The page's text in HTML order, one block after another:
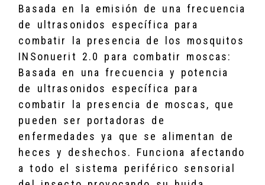
Basada en la emisión de una frecuencia
de ultrasonidos específica para
combatir la presencia de los mosquitos
INSonuerit 2.0 para combatir moscas:
Basada en una frecuencia y potencia
de ultrasonidos específica para
combatir la presencia de moscas, que
pueden ser portadoras de
enfermedades ya que se alimentan de
heces y deshechos. Funciona afectando
a todo el sistema periférico sensorial